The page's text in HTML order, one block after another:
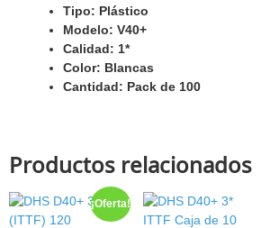
Tipo: Plástico
Modelo: V40+
Calidad: 1*
Color: Blancas
Cantidad: Pack de 100
Productos relacionados
¡Oferta!